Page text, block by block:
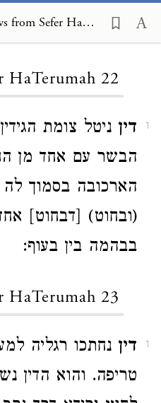
Machzor Vitry, Laws from Sefer HaTerumah 22
HaTerumah 22
1 דין ניטל צומת
הבשר עם אחד מן
הארכובה בסמוך
(ובחוט) [דבחוט]
בבהמה בין בעוף:
HaTerumah 23
1 דין נחתכו רגליה
טריפה. והוא הדין